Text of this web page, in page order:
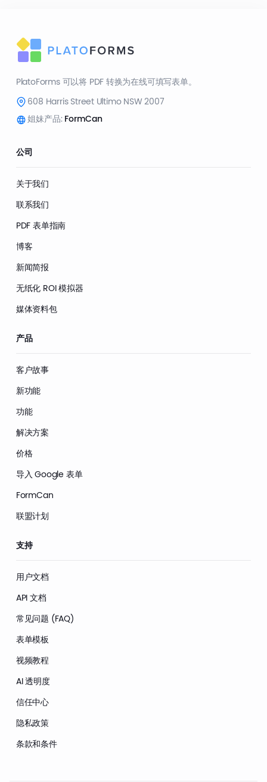
PlatoForms 可以将 PDF 转换为在线可填写表单。
608 Harris Street Ultimo NSW 2007
姐妹产品: FormCan
公司
关于我们
联系我们
PDF 表单指南
博客
新闻简报
无纸化 ROI 模拟器
媒体资料包
产品
客户故事
新功能
功能
解决方案
价格
导入 Google 表单
FormCan
联盟计划
支持
用户文档
API 文档
常见问题 (FAQ)
表单模板
视频教程
AI 透明度
信任中心
隐私政策
条款和条件